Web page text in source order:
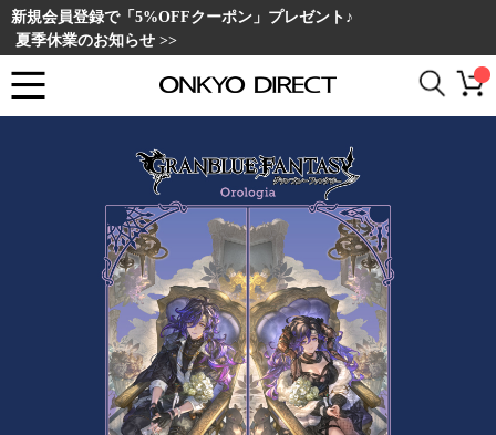
新規会員登録で「5%OFFクーポン」プレゼント♪
夏季休業のお知らせ >>